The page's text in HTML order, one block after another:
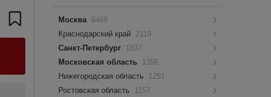
Москва 6468
Краснодарский край 2119
Санкт-Петербург 1837
Московская область 1356
Нижегородская область
1251
Ростовская область
1157